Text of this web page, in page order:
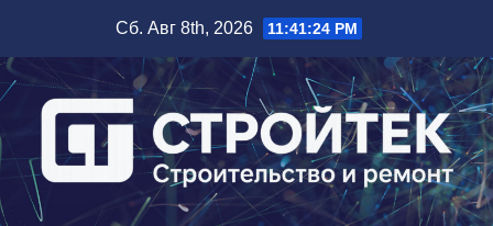
содержимому
Сб. Авг 8th, 2026 11:41:25 PM